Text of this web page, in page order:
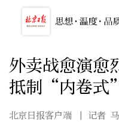
外卖战愈演愈
抵制“内卷式
北京日报客户端
| 记者